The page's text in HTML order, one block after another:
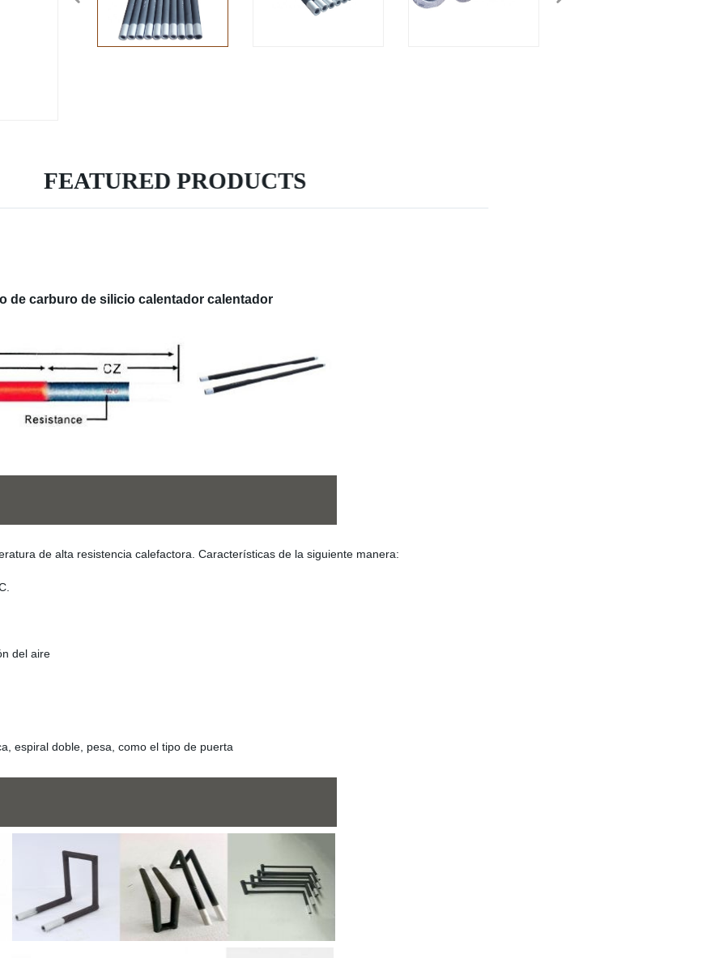
FEATURED PRODUCTS
de carburo de silicio calentador calentador
de alta resistencia calefactora. Características de la siguiente manera:
del aire
espiral doble, pesa, como el tipo de puerta